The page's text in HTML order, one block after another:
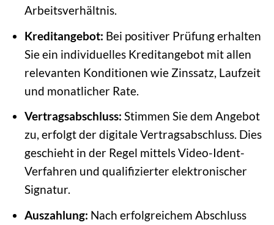
Arbeitsverhältnis.
Kreditangebot: Bei positiver Prüfung erhalten
Sie ein individuelles Kreditangebot mit allen
relevanten Konditionen wie Zinssatz, Laufzeit
und monatlicher Rate.
Vertragsabschluss: Stimmen Sie dem Angebot
zu, erfolgt der digitale Vertragsabschluss. Dies
geschieht in der Regel mittels Video-Ident-
Verfahren und qualifizierter elektronischer
Signatur.
Auszahlung: Nach erfolgreichem Abschluss